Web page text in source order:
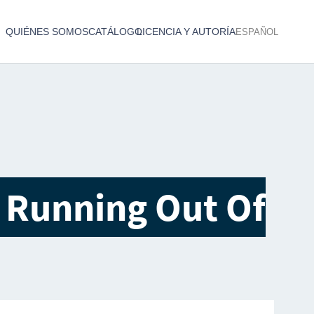
QUIÉNES SOMOSCATÁLOGOLICENCIA Y AUTORÍAESPAÑOL
Out Of